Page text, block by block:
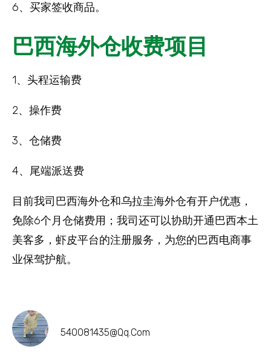
6、买家签收商品。
巴西海外仓收费项目
1、头程运输费
2、操作费
3、仓储费
4、尾端派送费
目前我司巴西海外仓和乌拉圭海外仓有开户优惠，
免除6个月仓储费用；我司还可以协助开通巴西本土
美客多，虾皮平台的注册服务，为您的巴西电商事
业保驾护航。
540081435@qq.com